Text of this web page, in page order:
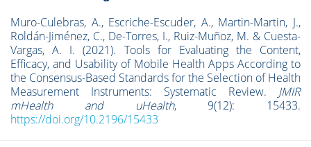
Muro-Culebras, A., Escriche-Escuder, A., Martin-Martin, J.,
Roldán-Jiménez, C., De-Torres, I., Ruiz-Muñoz, M. & Cuesta-
Vargas, A. I. (2021). Tools for Evaluating the Content,
Efficacy, and Usability of Mobile Health Apps According to
the Consensus-Based Standards for the Selection of Health
Measurement Instruments: Systematic Review. JMIR
mHealth and uHealth, 9(12): 15433.
https://doi.org/10.2196/15433